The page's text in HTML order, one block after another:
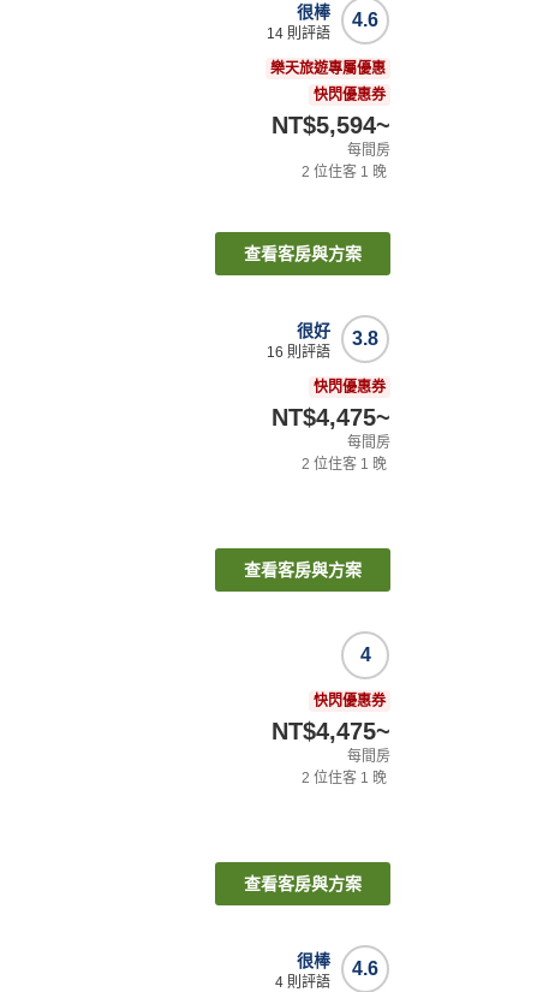
4.6
很棒
14 則評語
樂天旅遊專屬優惠
快閃優惠券
NT$5,594~
每間房
2 位住客 1 晚
查看客房與方案
3.8
很好
16 則評語
快閃優惠券
NT$4,475~
每間房
2 位住客 1 晚
查看客房與方案
4
快閃優惠券
NT$4,475~
每間房
2 位住客 1 晚
查看客房與方案
4.6
很棒
4 則評語